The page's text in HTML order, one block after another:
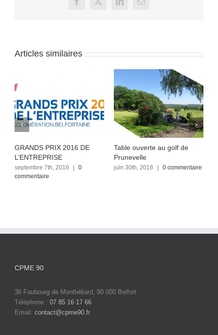
Facebook
X LinkedInEmail
Articles similaires
GRANDS PRIX 2016 DE
L’ENTREPRISE
septembre 7th, 2016 |
0
commentaire
Table ouverte au golf de
Prunevelle
juin 30th, 2016 | 0 commentaire
CPME 90
36 Faubourg de Montbéliard, 90 000 Belfort
Téléphone : 07 85 16 17 66
Email: contact@cpme90.fr